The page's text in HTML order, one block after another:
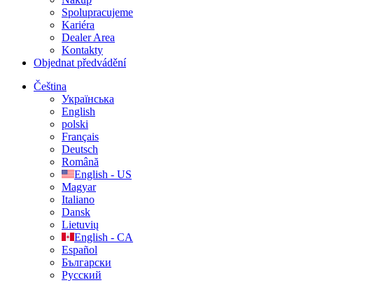
Spolupracujeme
Kariéra
Dealer Area
Kontakty
Objednat předvádění
Čeština
Українська
English
polski
Français
Deutsch
Română
English - US
Magyar
Italiano
Dansk
Lietuvių
English - CA
Español
Български
Русский